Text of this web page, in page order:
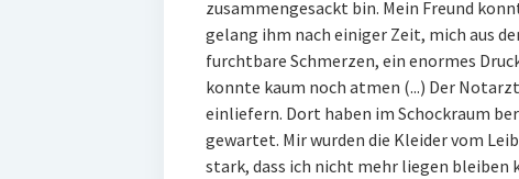
zusammengesackt bin. Mein Freund
gelang ihm nach einiger Zeit, mich aus
furchtbare Schmerzen, ein enormes
konnte kaum noch atmen (...) Der
einliefern. Dort haben im Schockraum
gewartet. Mir wurden die Kleider vom
stark, dass ich nicht mehr liegen bleiben